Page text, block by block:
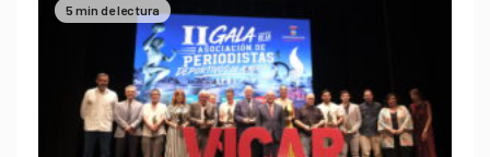
5 min de lectura